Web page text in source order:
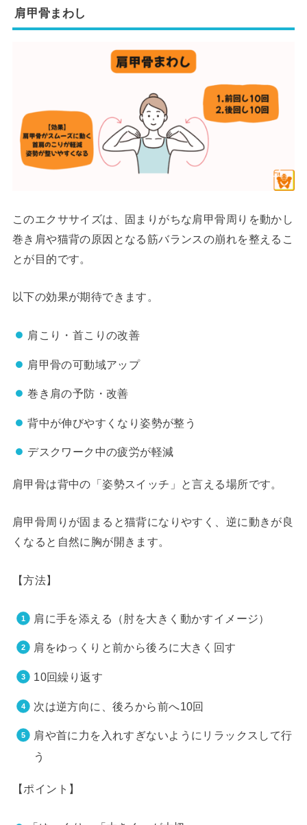
肩甲骨まわし
このエクササイズは、固まりがちな肩甲骨周りを動かし
巻き肩や猫背の原因となる筋バランスの崩れを整えるこ
とが目的です。
以下の効果が期待できます。
肩こり・首こりの改善
肩甲骨の可動域アップ
巻き肩の予防・改善
背中が伸びやすくなり姿勢が整う
デスクワーク中の疲労が軽減
肩甲骨は背中の「姿勢スイッチ」と言える場所です。
肩甲骨周りが固まると猫背になりやすく、逆に動きが良
くなると自然に胸が開きます。
【方法】
肩に手を添える（肘を大きく動かすイメージ）
肩をゆっくりと前から後ろに大きく回す
10回繰り返す
次は逆方向に、後ろから前へ10回
肩や首に力を入れすぎないようにリラックスして行
う
【ポイント】